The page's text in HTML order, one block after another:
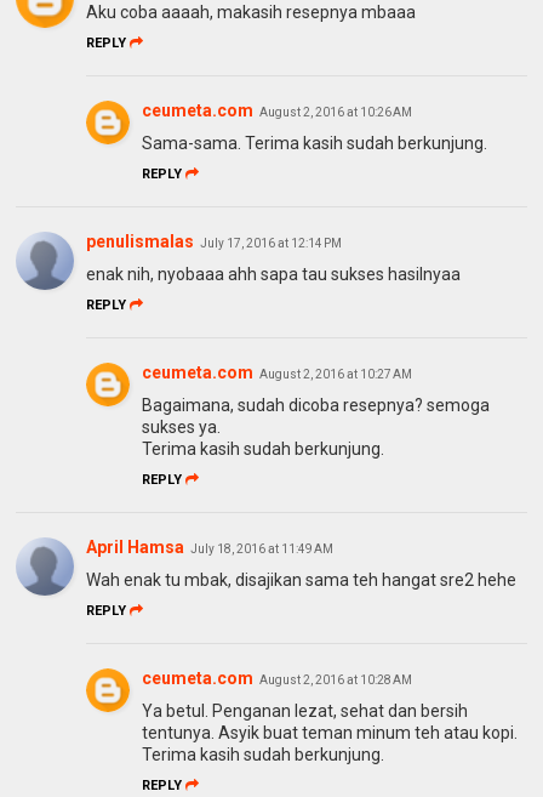
Aku coba aaaah, makasih resepnya mbaaa
REPLY
ceumeta.com August 2, 2016 at 10:26 AM
Sama-sama. Terima kasih sudah berkunjung.
REPLY
penulismalas July 17, 2016 at 12:14 PM
enak nih, nyobaaa ahh sapa tau sukses hasilnyaa
REPLY
ceumeta.com August 2, 2016 at 10:27 AM
Bagaimana, sudah dicoba resepnya? semoga
sukses ya.
Terima kasih sudah berkunjung.
REPLY
April Hamsa July 18, 2016 at 11:49 AM
Wah enak tu mbak, disajikan sama teh hangat sre2 hehe
REPLY
ceumeta.com August 2, 2016 at 10:28 AM
Ya betul. Penganan lezat, sehat dan bersih
tentunya. Asyik buat teman minum teh atau kopi.
Terima kasih sudah berkunjung.
REPLY